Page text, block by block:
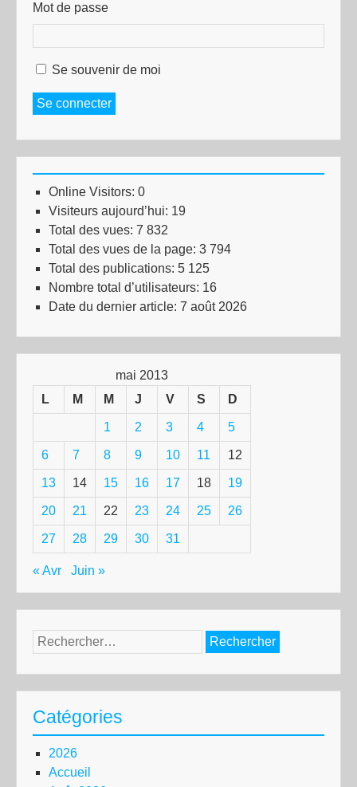
Mot de passe
Se souvenir de moi
Se connecter
Online Visitors: 0
Visiteurs aujourd’hui: 19
Total des vues: 7 832
Total des vues de la page: 3 794
Total des publications: 5 125
Nombre total d’utilisateurs: 16
Date du dernier article: 7 août 2026
mai 2013
L
M M J V S D
1 2 3 4 5
6 7 8 9 10 11 12
13 14 15 16 17 18 19
20 21 22 23 24 25 26
27 28 29 30 31
« Avr Juin »
Rechercher :
Catégories
2026
Accueil